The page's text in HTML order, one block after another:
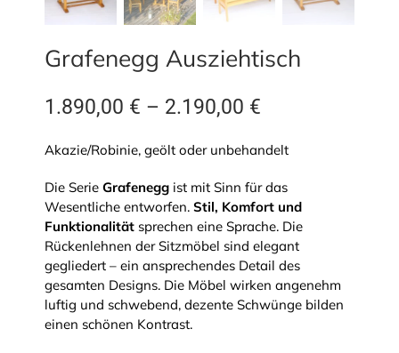
Grafenegg Ausziehtisch
1.890,00 € – 2.190,00 €
Akazie/Robinie, geölt oder unbehandelt
Die Serie Grafeneggist mit Sinn für das
Wesentliche entworfen. Stil, Komfort und
Funktionalitätsprechen eine Sprache. Die
Rückenlehnen der Sitzmöbel sind elegant
gegliedert – ein ansprechendes Detail des
gesamten Designs. Die Möbel wirken angenehm
luftig und schwebend, dezente Schwünge bilden
einen schönen Kontrast.